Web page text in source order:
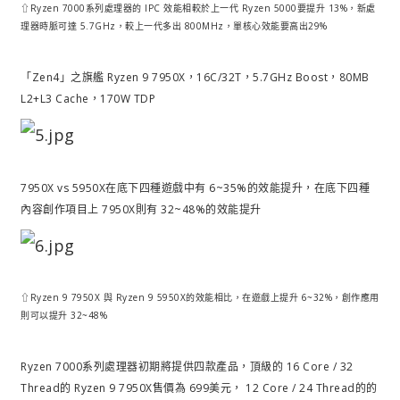
⇧Ryzen 7000系列處理器的 IPC 效能相較於上一代 Ryzen 5000要提升 13%，新處
理器時脈可達 5.7GHz，較上一代多出 800MHz，單核心效能要高出29%
「Zen4」之旗艦 Ryzen 9 7950X，16C/32T，5.7GHz Boost，80MB
L2+L3 Cache，170W TDP
7950X vs 5950X在底下四種遊戲中有 6~35%的效能提升，在底下四種
內容創作項目上 7950X則有 32~48%的效能提升
⇧Ryzen 9 7950X 與 Ryzen 9 5950X的效能相比，在遊戲上提升 6~32%，創作應用
則可以提升 32~48%
Ryzen 7000系列處理器初期將提供四款產品，頂級的 16 Core / 32
Thread的 Ryzen 9 7950X售價為 699美元， 12 Core / 24 Thread的的